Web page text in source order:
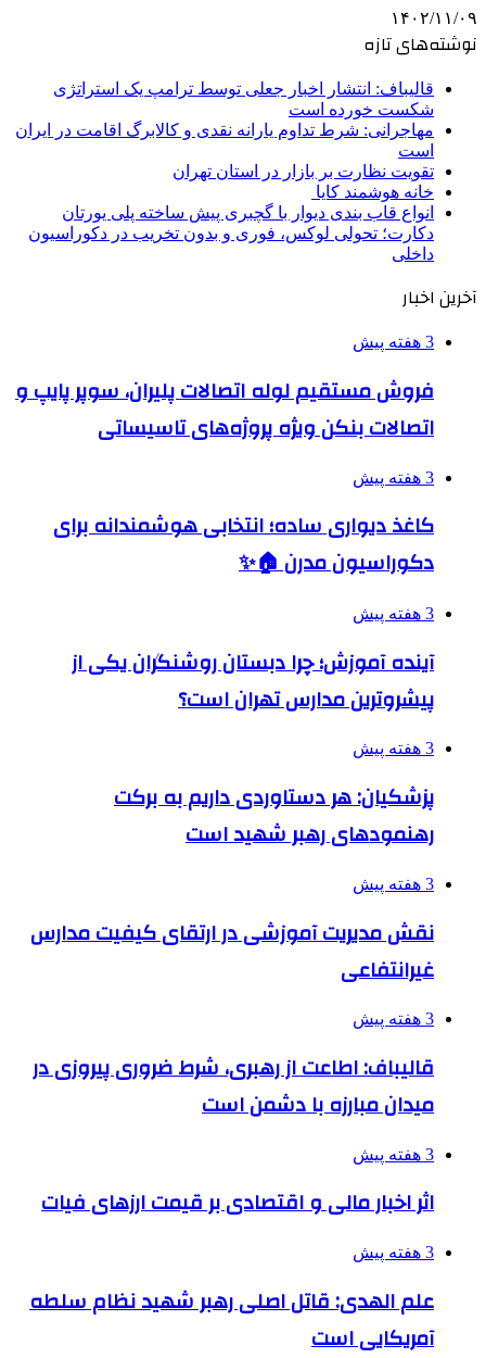
۱۴۰۲/۱۱/۰۹
نوشته‌های تازه
قالیباف: انتشار اخبار جعلی توسط ترامپ یک استراتژی
شکست خورده است
مهاجرانی: شرط تداوم یارانه نقدی و کالابرگ اقامت در ایران
است
تقویت نظارت بر بازار در استان تهران
خانه هوشمند کایا
انواع قاب بندی دیوار با گچبری پیش ساخته پلی یورتان
دکارت؛ تحولی لوکس، فوری و بدون تخریب در دکوراسیون
داخلی
آخرین اخبار
3 هفته پیش
فروش مستقیم لوله اتصالات پلیران، سوپر پایپ و
اتصالات بنکن ویژه پروژه‌های تاسیساتی
3 هفته پیش
کاغذ دیواری ساده؛ انتخابی هوشمندانه برای
دکوراسیون مدرن 🏠✨
3 هفته پیش
آینده آموزش؛ چرا دبستان روشنگران یکی از
پیشروترین مدارس تهران است؟
3 هفته پیش
پزشکیان: هر دستاوردی داریم به برکت
رهنمودهای رهبر شهید است
3 هفته پیش
نقش مدیریت آموزشی در ارتقای کیفیت مدارس
غیرانتفاعی
3 هفته پیش
قالیباف: اطاعت از رهبری، شرط ضروری پیروزی در
میدان مبارزه با دشمن است
3 هفته پیش
اثر اخبار مالی و اقتصادی بر قیمت ارزهای فیات
3 هفته پیش
علم الهدی: قاتل اصلی رهبر شهید نظام سلطه
آمریکایی است